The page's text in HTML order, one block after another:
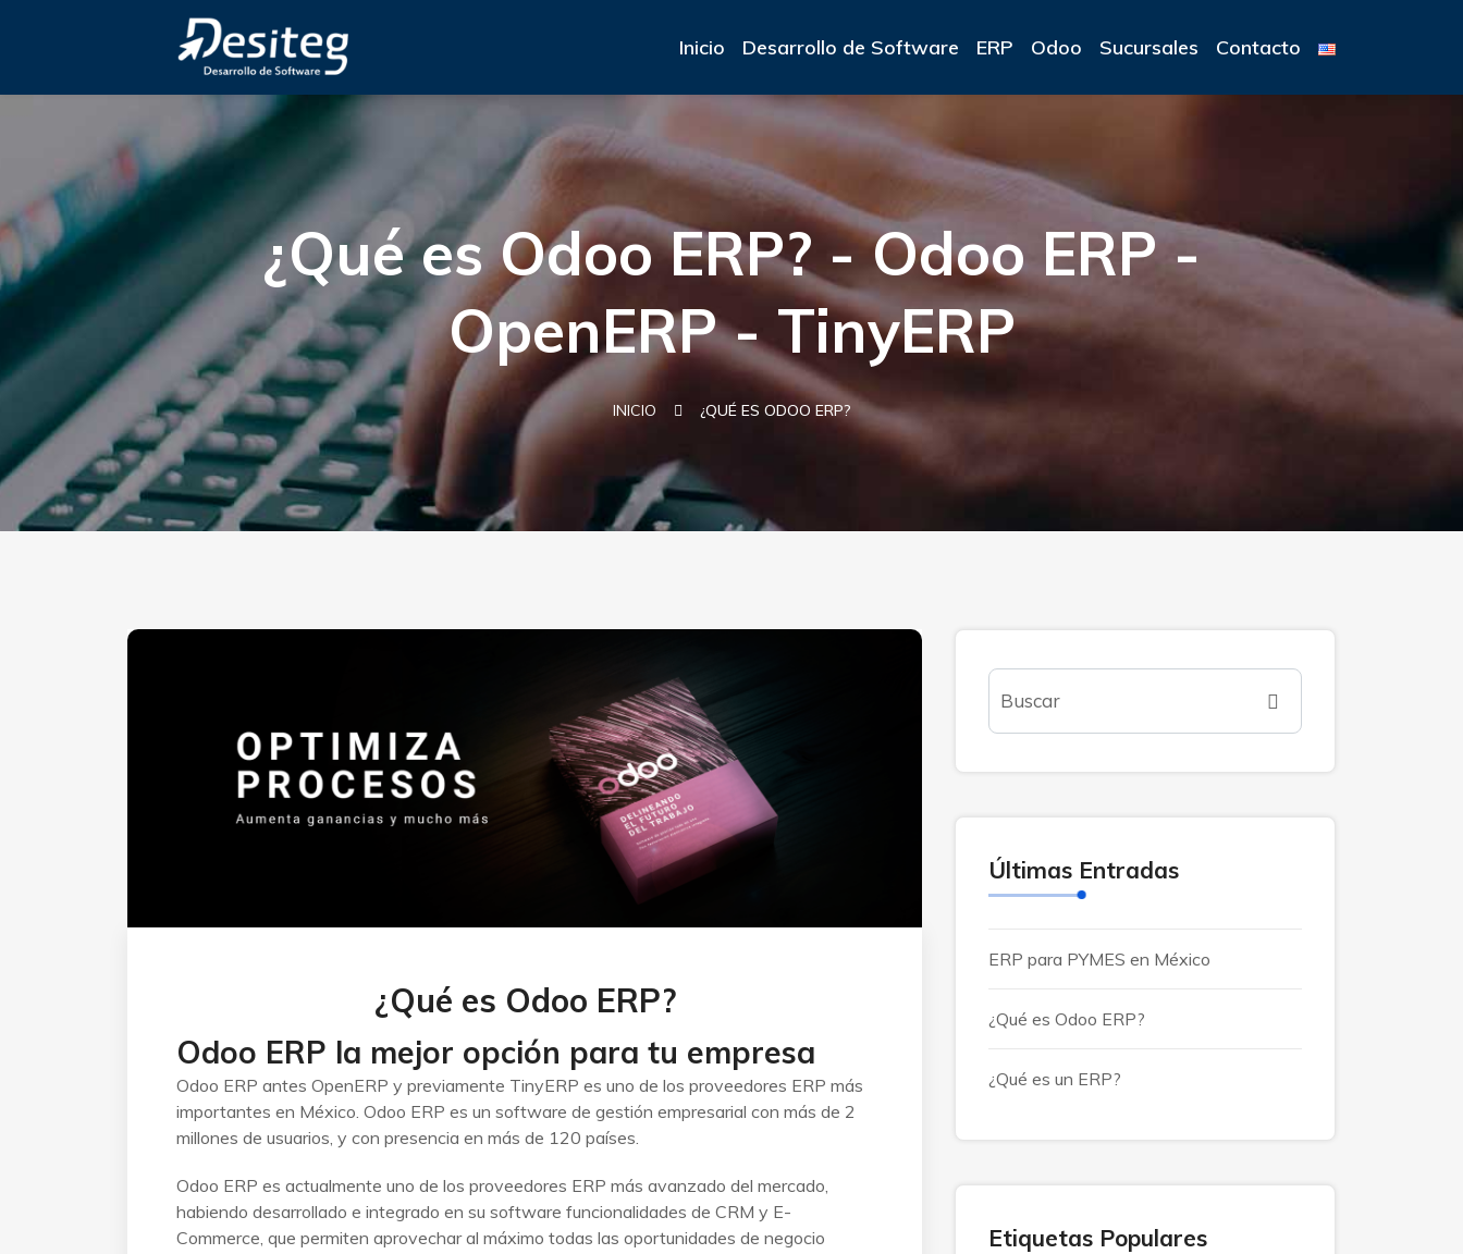
Inicio Desarrollo de Software ERP Odoo Sucursales Contacto
¿Qué es Odoo ERP? - Odoo ERP -
OpenERP - TinyERP
INICIO ¿QUÉ ES ODOO ERP?
¿Qué es Odoo ERP?
Odoo ERP la mejor opción para tu empresa
Odoo ERP antes OpenERP y previamente TinyERP es uno de los proveedores ERP más
importantes en México. Odoo ERP es un software de gestión empresarial con más de 2
millones de usuarios, y con presencia en más de 120 países.
Odoo ERP es actualmente uno de los proveedores ERP más avanzado del mercado,
habiendo desarrollado e integrado en su software funcionalidades de CRM y E-
Commerce, que permiten aprovechar al máximo todas las oportunidades de negocio
Últimas Entradas
ERP para PYMES en México
¿Qué es Odoo ERP?
¿Qué es un ERP?
Etiquetas Populares